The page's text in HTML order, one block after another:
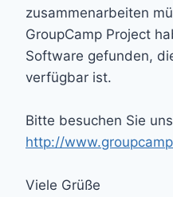
zusammenarbeiten
GroupCamp Project
Software gefunden,
verfügbar ist.
Bitte besuchen Sie
http://
Viele Grüße